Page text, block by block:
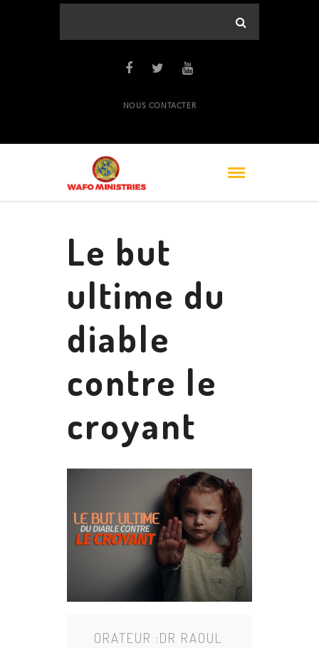
NOUS CONTACTER
Le but
ultime du
diable
contre le
croyant
ORATEUR :DR RAOUL